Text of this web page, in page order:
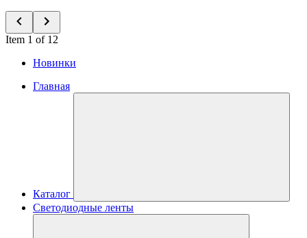
Item 1 of 12
Новинки
Главная
Каталог
Светодиодные ленты